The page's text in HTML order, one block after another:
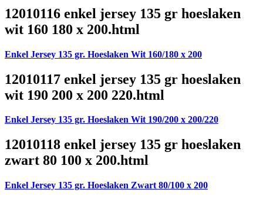
12010116 enkel jersey 135 gr hoeslaken
wit 160 180 x 200.html
Enkel Jersey 135 gr. Hoeslaken Wit 160/180 x 200
12010117 enkel jersey 135 gr hoeslaken
wit 190 200 x 200 220.html
Enkel Jersey 135 gr. Hoeslaken Wit 190/200 x 200/220
12010118 enkel jersey 135 gr hoeslaken
zwart 80 100 x 200.html
Enkel Jersey 135 gr. Hoeslaken Zwart 80/100 x 200